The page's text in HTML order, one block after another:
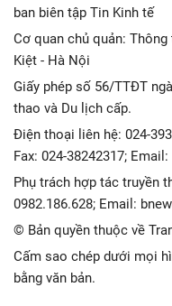
ban biên tập Tin Kinh tế
Cơ quan chủ quản:
Kiệt - Hà Nội
Giấy phép số 56/TTĐT
thao và Du lịch cấp.
Điện thoại liên hệ: 024-
Fax: 024-38242317;
Phụ trách hợp tác truyền
0982.186.628; Email:
© Bản quyền thuộc về
Cấm sao chép dưới mọi
bằng văn bản.